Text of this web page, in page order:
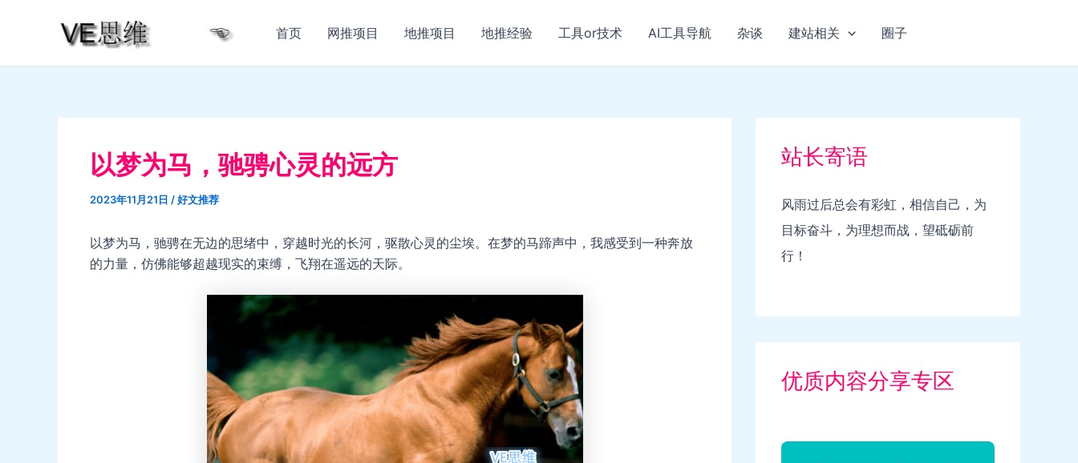
首页 网推项目 地推项目 地推经验 工具or技术 AI工具导航 杂谈 建站相关 圈子
以梦为马，驰骋心灵的远方
2023年11月21日 /好文推荐
以梦为马，驰骋在无边的思绪中，穿越时光的长河，驱散心灵的尘埃。在梦的马蹄声中，我感受到一种奔放
的力量，仿佛能够超越现实的束缚，飞翔在遥远的天际。
站长寄语
风雨过后总会有彩虹，相信自己，为
目标奋斗，为理想而战，望砥砺前
行！
优质内容分享专区